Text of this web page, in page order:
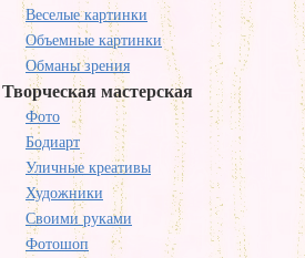
Веселые картинки
Объемные картинки
Обманы зрения
Творческая мастерская
Фото
Бодиарт
Уличные креативы
Художники
Своими руками
Фотошоп